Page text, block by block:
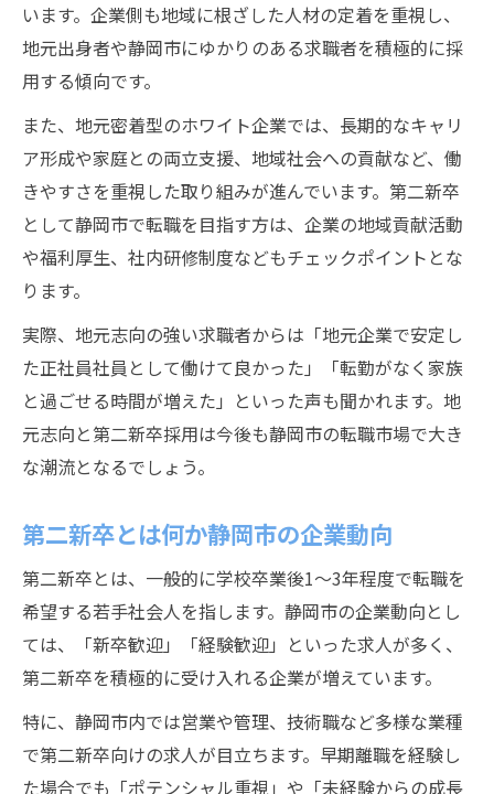
います。企業側も地域に根ざした人材の定着を重視し、
地元出身者や静岡市にゆかりのある求職者を積極的に採
用する傾向です。
また、地元密着型のホワイト企業では、長期的なキャリ
ア形成や家庭との両立支援、地域社会への貢献など、働
きやすさを重視した取り組みが進んでいます。第二新卒
として静岡市で転職を目指す方は、企業の地域貢献活動
や福利厚生、社内研修制度などもチェックポイントとな
ります。
実際、地元志向の強い求職者からは「地元企業で安定し
た正社員社員として働けて良かった」「転勤がなく家族
と過ごせる時間が増えた」といった声も聞かれます。地
元志向と第二新卒採用は今後も静岡市の転職市場で大き
な潮流となるでしょう。
第二新卒とは何か静岡市の企業動向
第二新卒とは、一般的に学校卒業後1～3年程度で転職を
希望する若手社会人を指します。静岡市の企業動向とし
ては、「新卒歓迎」「経験歓迎」といった求人が多く、
第二新卒を積極的に受け入れる企業が増えています。
特に、静岡市内では営業や管理、技術職など多様な業種
で第二新卒向けの求人が目立ちます。早期離職を経験し
た場合でも「ポテンシャル重視」や「未経験からの成長